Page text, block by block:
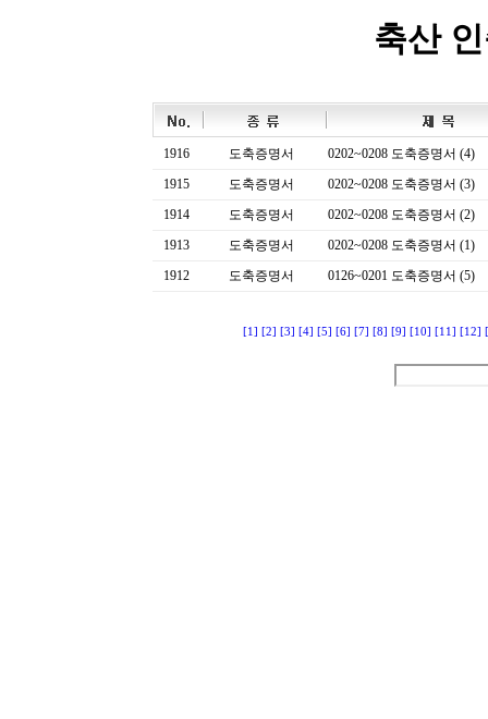
축산
1916 도축증명서
0202~0208 도축증명서 (4)
1915
도축증명서
0202~0208 도축증명서 (3)
1914
도축증명서
0202~0208 도축증명서 (2)
1913
도축증명서
0202~0208 도축증명서 (1)
1912
도축증명서 0126~0201 도축증명서 (5)
[1] [2] [3] [4] [5] [6] [7] [8] [9] [10] [11] [12]